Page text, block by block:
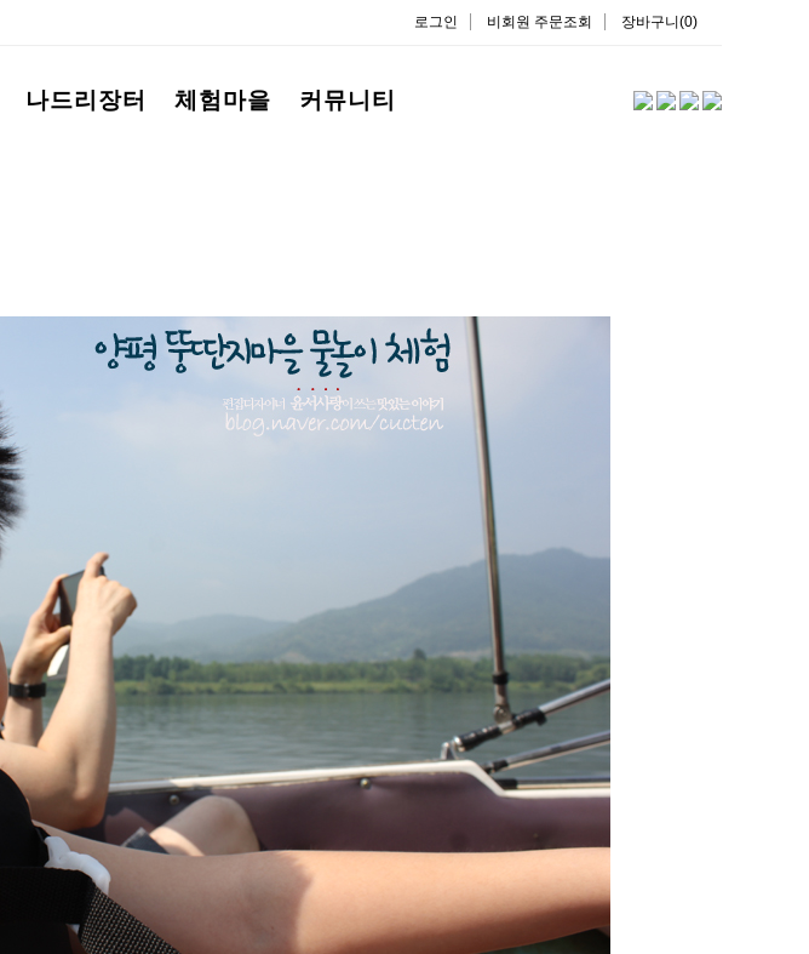
로그인 비회원 주문조회 장바구니(0)
나드리장터 체험마을 커뮤니티